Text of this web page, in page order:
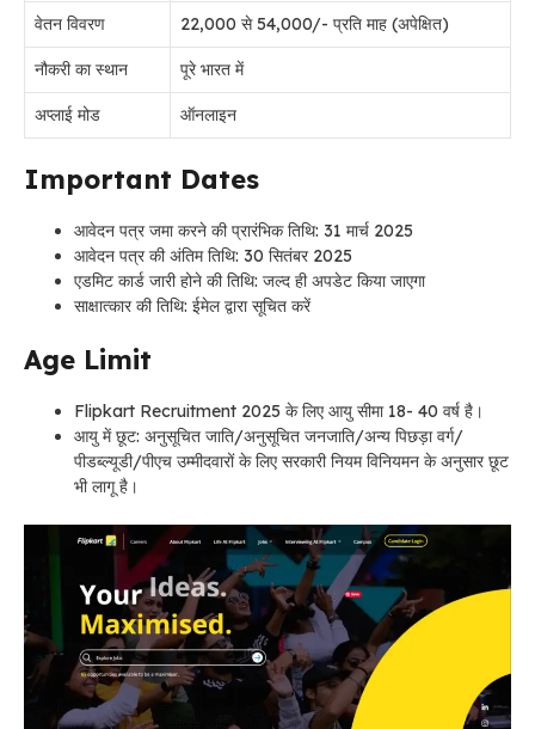
वेतन विवरण 22,000 से 54,000/- प्रति माह (अपेक्षित)
नौकरी का स्थान पूरे भारत में
अप्लाई मोड ऑनलाइन
Important Dates
आवेदन पत्र जमा करने की प्रारंभिक तिथि: 31 मार्च 2025
आवेदन पत्र की अंतिम तिथि: 30 सितंबर 2025
एडमिट कार्ड जारी होने की तिथि: जल्द ही अपडेट किया जाएगा
साक्षात्कार की तिथि: ईमेल द्वारा सूचित करें
Age Limit
Flipkart Recruitment 2025 के लिए आयु सीमा 18- 40 वर्ष है।
आयु में छूट: अनुसूचित जाति/अनुसूचित जनजाति/अन्य पिछड़ा वर्ग/
पीडब्ल्यूडी/पीएच उम्मीदवारों के लिए सरकारी नियम विनियमन के अनुसार छूट
भी लागू है।